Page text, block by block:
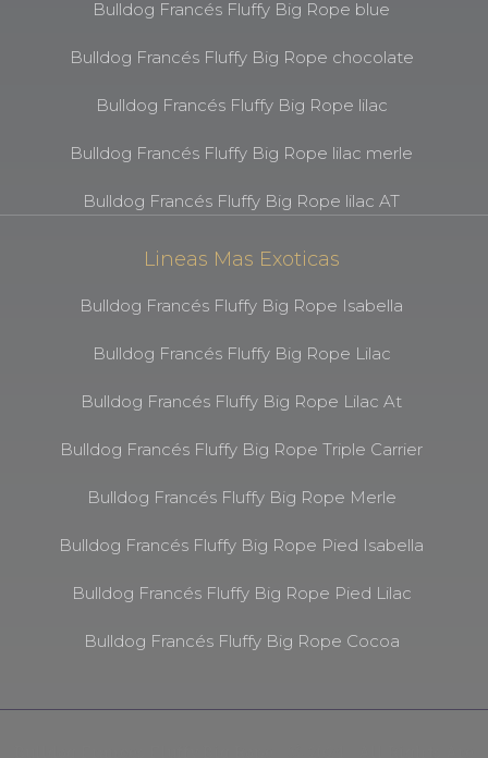
Bulldog Francés Fluffy Big Rope blue
Bulldog Francés Fluffy Big Rope chocolate
Bulldog Francés Fluffy Big Rope lilac
Bulldog Francés Fluffy Big Rope lilac merle
Bulldog Francés Fluffy Big Rope lilac AT
Lineas Mas Exoticas
Bulldog Francés Fluffy Big Rope Isabella
Bulldog Francés Fluffy Big Rope Lilac
Bulldog Francés Fluffy Big Rope Lilac At
Bulldog Francés Fluffy Big Rope Triple Carrier
Bulldog Francés Fluffy Big Rope Merle
Bulldog Francés Fluffy Big Rope Pied Isabella
Bulldog Francés Fluffy Big Rope Pied Lilac
Bulldog Francés Fluffy Big Rope Cocoa